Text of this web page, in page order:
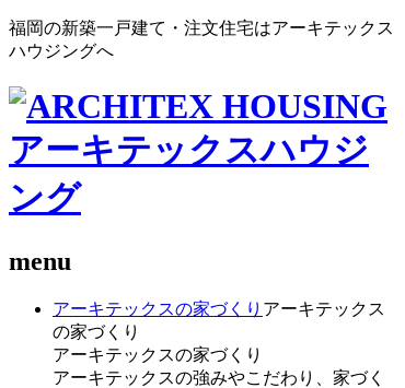
福岡の新築一戸建て・注文住宅はアーキテックス
ハウジングへ
menu
アーキテックスの家づくり アーキテックス
の家づくり
アーキテックスの家づくり
アーキテックスの強みやこだわり、家づく